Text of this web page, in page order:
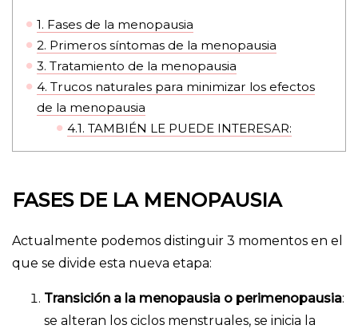
1. Fases de la menopausia
2. Primeros síntomas de la menopausia
3. Tratamiento de la menopausia
4. Trucos naturales para minimizar los efectos
de la menopausia
4.1. TAMBIÉN LE PUEDE INTERESAR:
FASES DE LA MENOPAUSIA
Actualmente podemos distinguir 3 momentos en el
que se divide esta nueva etapa:
Transición a la menopausia o perimenopausia:
se alteran los ciclos menstruales, se inicia la